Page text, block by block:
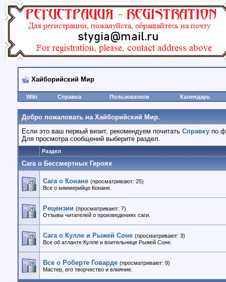
Хайборийский Мир
Wiki Справка Пользователи Календарь
Добро пожаловать на Хайборийский Мир.
Если это ваш первый визит, рекомендуем почитать Справку по
Для просмотра сообщений выберите раздел.
Раздел
Сага о Бессмертных Героях
Сага о Конане (просматривают: 25)
Все о киммерийце Конане.
Рецензии (просматривают: 7)
Отзывы читателей о произведениях саги.
Сага о Кулле и Рыжей Соне (просматривают: 3)
Все об атланте Кулле и воительнице Рыжей Соне.
Все о Роберте Говарде (просматривают: 9)
Мастер, его творчество и влияние.